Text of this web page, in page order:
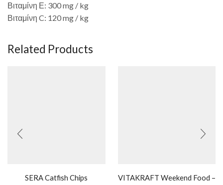
Βιταμίνη Ε: 300 mg / kg
Βιταμίνη C: 120 mg / kg
Related Products
SERA Catfish Chips
VITAKRAFT Weekend Food –